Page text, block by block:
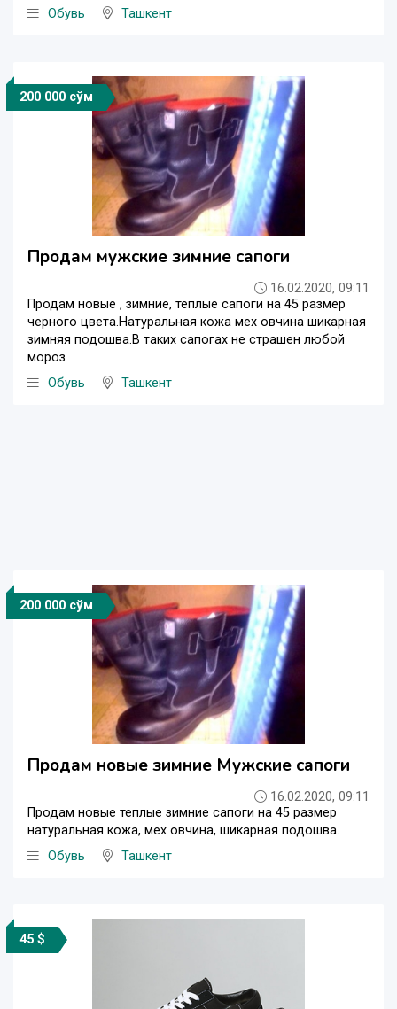
Обувь Ташкент
200 000 сўм
Продам мужские зимние сапоги
16.02.2020, 09:11
Продам новые , зимние, теплые сапоги на 45 размер
черного цвета.Натуральная кожа мех овчина шикарная
зимняя подошва.В таких сапогах не страшен любой
мороз
Обувь
Ташкент
200 000 сўм
Продам новые зимние Мужские сапоги
16.02.2020, 09:11
Продам новые теплые зимние сапоги на 45 размер
натуральная кожа, мех овчина, шикарная подошва.
Обувь
Ташкент
45 $